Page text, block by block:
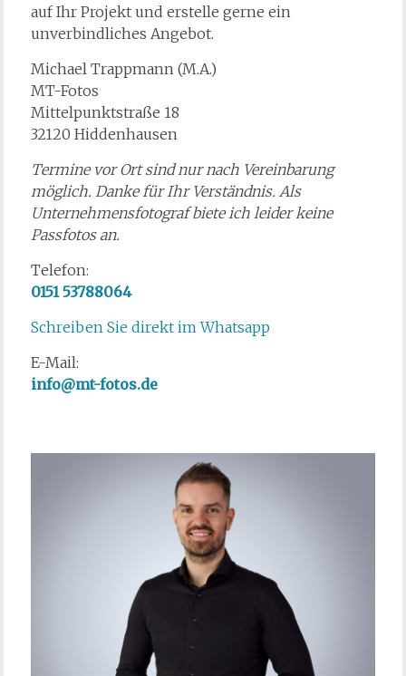
auf Ihr Projekt und erstelle gerne ein
unverbindliches Angebot.
Michael Trappmann (M.A.)
MT-Fotos
Mittelpunktstraße 18
32120 Hiddenhausen
Termine vor Ort sind nur nach Vereinbarung
möglich. Danke für Ihr Verständnis. Als
Unternehmensfotograf biete ich leider keine
Passfotos an.
Telefon:
0151 53788064
Schreiben Sie direkt im Whatsapp
E-Mail:
info@mt-fotos.de